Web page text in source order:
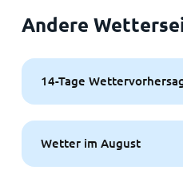
Andere
14-Tage
Wetter im August